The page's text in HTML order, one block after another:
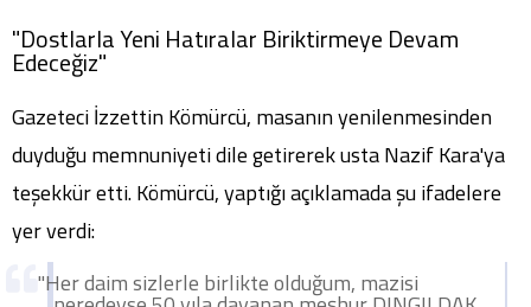
"Dostlarla Yeni Hatıralar Biriktirmeye Devam
Edeceğiz"
Gazeteci İzzettin Kömürcü, masanın yenilenmesinden
duyduğu memnuniyeti dile getirerek usta Nazif Kara'ya
teşekkür etti. Kömürcü, yaptığı açıklamada şu ifadelere
yer verdi:
"Her daim sizlerle birlikte olduğum, mazisi